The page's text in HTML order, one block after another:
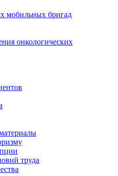
мобильных бригад
онкологических
труда